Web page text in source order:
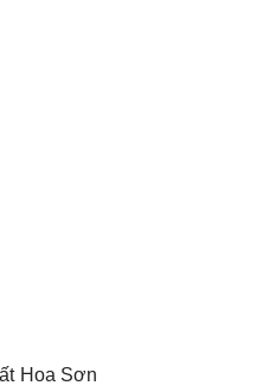
Hoa Sơn